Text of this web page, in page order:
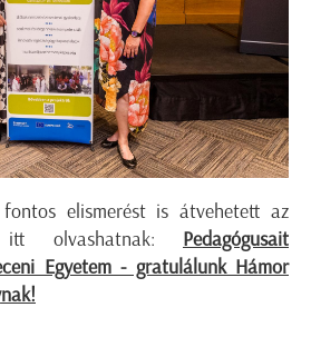
elismerést is átvehetett az
itt olvashatnak: Pedagógusait
Egyetem - gratulálunk Hámor